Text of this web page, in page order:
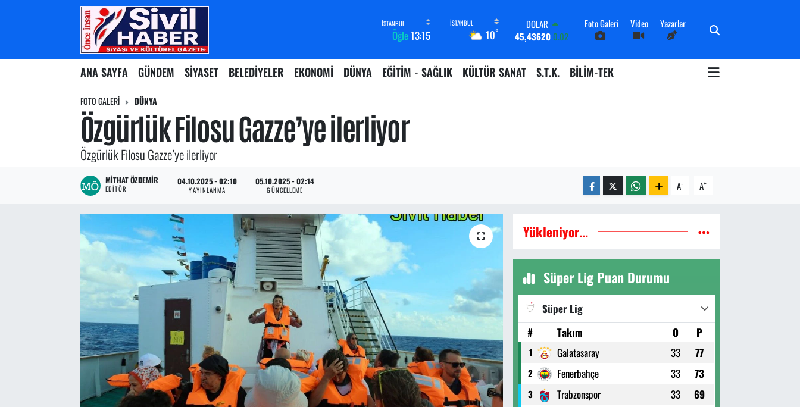
Öğle13:15 10°
DOLAR
45,43620 0.02
53,386900.19
STERLİN
Foto Galeri Video Yazarlar
ANA SAYFA GÜNDEM SİYASET BELEDİYELER EKONOMİ DÜNYA EĞİTİM - SAĞLIK KÜLTÜR SANAT S.T.K. BİLİM-TEK
FOTO GALERI DÜNYA
Özgürlük Filosu Gazze’ye ilerliyor
Özgürlük Filosu Gazze’ye ilerliyor
MITHAT ÖZDEMIR
EDITÖR
04.10.2025 - 02:10
YAYINLANMA
05.10.2025 - 02:14
GÜNCELLEME A- A+
Yükleniyor...
Süper Lig Puan Durumu
Süper Lig
#
Takım O P
1 Galatasaray 33 77
2 Fenerbahçe 33 73
3 Trabzonspor 33 69
Nöbetçi Eczaneler
Hava Durumu
Namaz Vakitleri
Trafik Durumu
Süper Lig Puan Durumu ve Fikstür
Tüm Manşetler
Son Dakika Haberleri